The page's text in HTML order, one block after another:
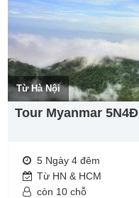
Từ Hà Nội
Tour Myanmar 5N4Đ
5 Ngày 4 đêm
Từ HN & HCM
còn 10 chỗ